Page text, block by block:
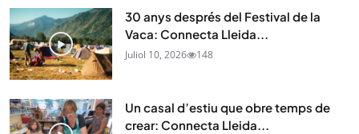
30 anys després del Festival de la
Vaca: Connecta Lleida...
Juliol 10, 2026 148
Un casal d’estiu que obre temps de
crear: Connecta Lleida...